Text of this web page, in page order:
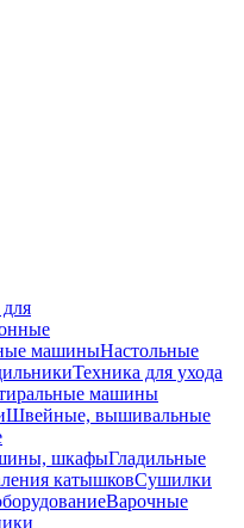
машиныНастольные
Техника для ухода
машины
Швейные, вышивальные
шкафыГладильные
катышковСушилки
Варочные